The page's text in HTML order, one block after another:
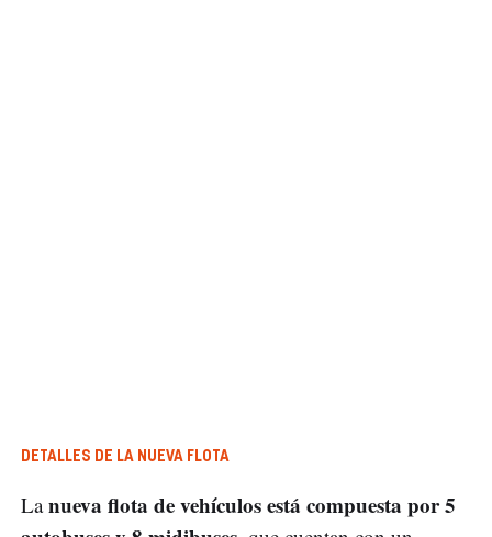
DETALLES DE LA NUEVA FLOTA
Lanueva flota de vehículos está compuesta por 5